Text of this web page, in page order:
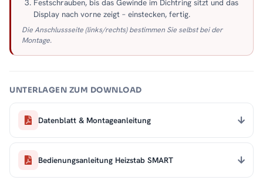
Festschrauben, bis das Gewinde im Dichtring sitzt und das
Display nach vorne zeigt – einstecken, fertig.
Die Anschlussseite (links/rechts) bestimmen Sie selbst bei der
Montage.
UNTERLAGEN ZUM DOWNLOAD
Datenblatt & Montageanleitung
Bedienungsanleitung Heizstab SMART